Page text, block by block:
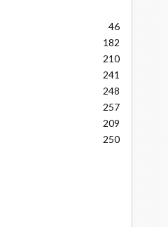
46
182
210
241
248
257
209
250